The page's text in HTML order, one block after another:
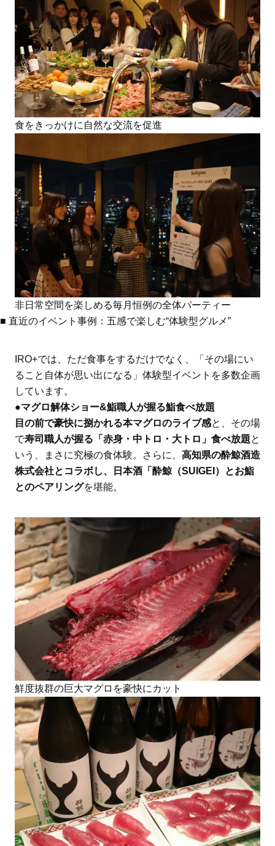
食をきっかけに自然な交流を促進
非日常空間を楽しめる毎月恒例の全体パーティー
■ 直近のイベント事例：五感で楽しむ“体験型グルメ”
IRO+では、ただ食事をするだけでなく、「その場にい
ること自体が思い出になる」体験型イベントを多数企画
しています。
●マグロ解体ショー&鮨職人が握る鮨食べ放題
目の前で豪快に捌かれる本マグロのライブ感と、その場
で寿司職人が握る「赤身・中トロ・大トロ」食べ放題と
いう、まさに究極の食体験。さらに、 高知県の酔鯨酒造
株式会社とコラボし、日本酒「酔鯨（SUIGEI）とお鮨
とのペアリングを堪能。
鮮度抜群の巨大マグロを豪快にカット